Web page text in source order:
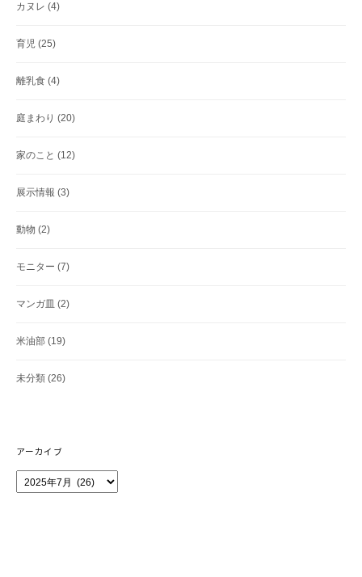
カヌレ (4)
育児 (25)
離乳食 (4)
庭まわり (20)
家のこと (12)
展示情報 (3)
動物 (2)
モニター (7)
マンガ皿 (2)
米油部 (19)
未分類 (26)
アーカイブ
ア
ー